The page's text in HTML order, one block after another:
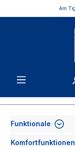
Am
Wir senden Ihnen
den darin
Funktionale
Komfortfunktionen